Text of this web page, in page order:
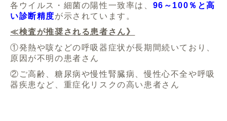
各ウイルス・細菌の陽性一致率は、 96～100％と高
い診断精度が示されています。
≪検査が推奨される患者さん》
①発熱や咳などの呼吸器症状が長期間続いており、
原因が不明の患者さん
②ご高齢、糖尿病や慢性腎臓病、慢性心不全や呼吸
器疾患など、重症化リスクの高い患者さん